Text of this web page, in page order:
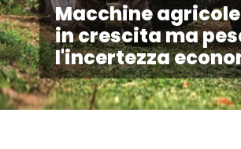
Macchine
in crescita ma
l'incertezza